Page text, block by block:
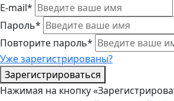
E-mail*
Пароль*
Повторите пароль*
Уже зарегистрированы?
Зарегистрироваться
Нажимая на кнопку